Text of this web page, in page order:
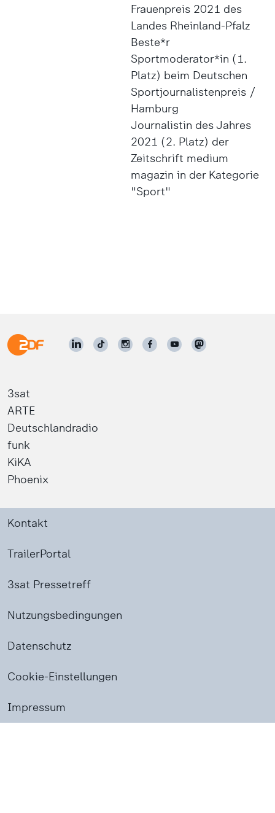
Frauenpreis 2021 des
Landes Rheinland-Pfalz
Beste*r
Sportmoderator*in (1.
Platz) beim Deutschen
Sportjournalistenpreis /
Hamburg
Journalistin des Jahres
2021 (2. Platz) der
Zeitschrift medium
magazin in der Kategorie
"Sport"
3sat
ARTE
Deutschlandradio
funk
KiKA
Phoenix
Kontakt
TrailerPortal
3sat Pressetreff
Nutzungsbedingungen
Datenschutz
Cookie-Einstellungen
Impressum